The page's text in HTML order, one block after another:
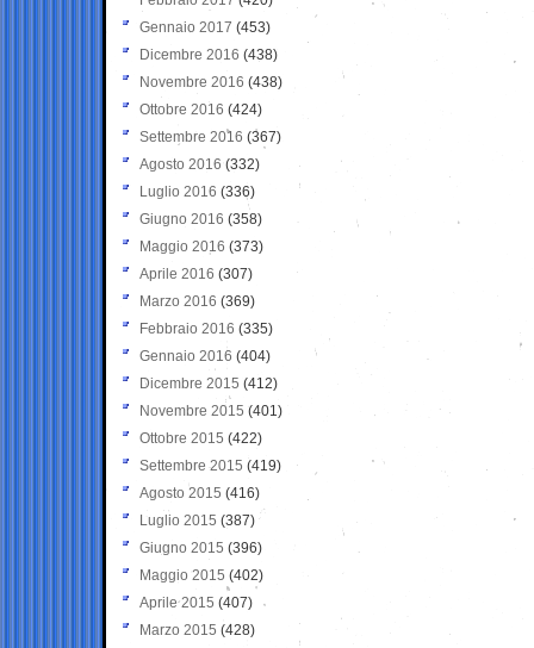
Gennaio 2017 (453)
Dicembre 2016 (438)
Novembre 2016 (438)
Ottobre 2016 (424)
Settembre 2016 (367)
Agosto 2016 (332)
Luglio 2016 (336)
Giugno 2016 (358)
Maggio 2016 (373)
Aprile 2016 (307)
Marzo 2016 (369)
Febbraio 2016 (335)
Gennaio 2016 (404)
Dicembre 2015 (412)
Novembre 2015 (401)
Ottobre 2015 (422)
Settembre 2015 (419)
Agosto 2015 (416)
Luglio 2015 (387)
Giugno 2015 (396)
Maggio 2015 (402)
Aprile 2015 (407)
Marzo 2015 (428)